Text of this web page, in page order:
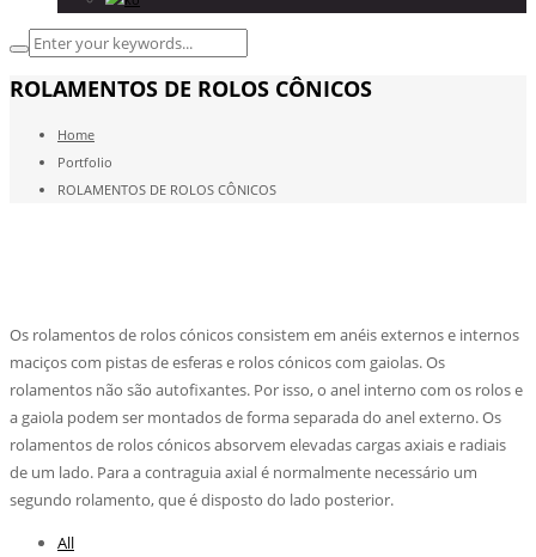
ROLAMENTOS DE ROLOS CÔNICOS
Home
Portfolio
ROLAMENTOS DE ROLOS CÔNICOS
Os rolamentos de rolos cónicos consistem em anéis externos e internos
maciços com pistas de esferas e rolos cónicos com gaiolas. Os
rolamentos não são autofixantes. Por isso, o anel interno com os rolos e
a gaiola podem ser montados de forma separada do anel externo. Os
rolamentos de rolos cónicos absorvem elevadas cargas axiais e radiais
de um lado. Para a contraguia axial é normalmente necessário um
segundo rolamento, que é disposto do lado posterior.
All